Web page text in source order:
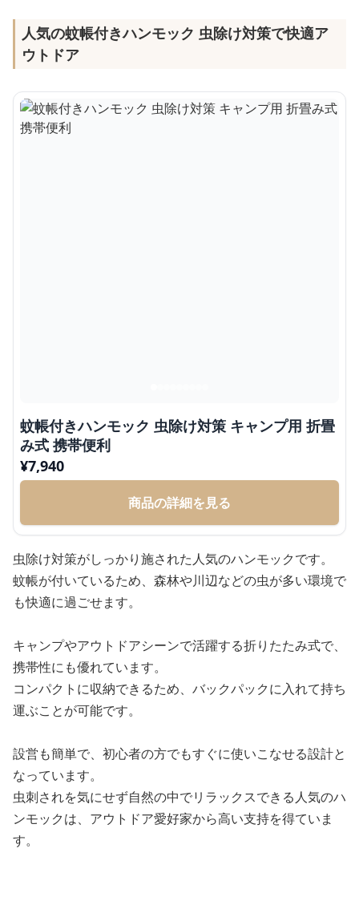
人気の蚊帳付きハンモック 虫除け対策で快適ア
ウトドア
蚊帳付きハンモック 虫除け対策 キャンプ用 折畳
み式 携帯便利
¥7,940
商品の詳細を見る
虫除け対策がしっかり施された人気のハンモックです。
蚊帳が付いているため、森林や川辺などの虫が多い環境で
も快適に過ごせます。
キャンプやアウトドアシーンで活躍する折りたたみ式で、
携帯性にも優れています。
コンパクトに収納できるため、バックパックに入れて持ち
運ぶことが可能です。
設営も簡単で、初心者の方でもすぐに使いこなせる設計と
なっています。
虫刺されを気にせず自然の中でリラックスできる人気のハ
ンモックは、アウトドア愛好家から高い支持を得ていま
す。